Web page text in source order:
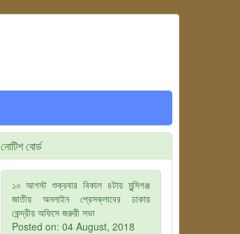
নোটিশ বোর্ড
১০ আগস্ট শুক্রবার বিকাল ৪টায় মুন্সিগঞ্জ
জাতীয় অনলাইন প্রেসক্লাবের ঢাকায়
কেন্দ্রীয় অফিসে জরুরী সভা
Posted on: 04 August, 2018